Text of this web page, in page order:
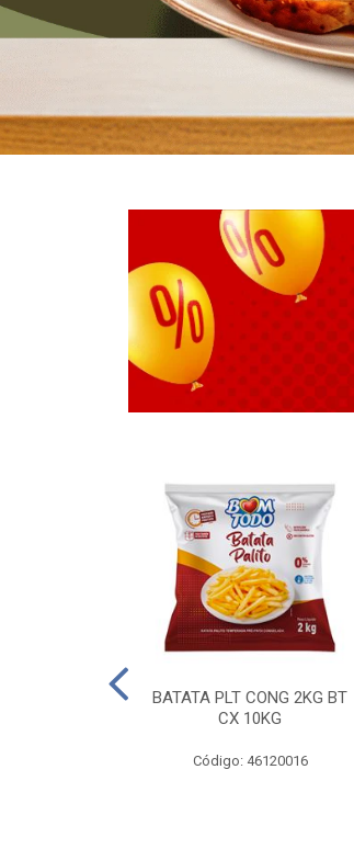
BATATA PLT CONG 2KG BT
CX 10KG
Código: 46120016